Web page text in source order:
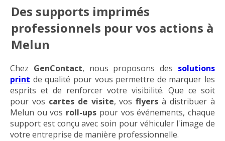
Des supports imprimés
professionnels pour vos actions à
Melun
Chez GenContact, nous proposons des solutions
print de qualité pour vous permettre de marquer les
esprits et de renforcer votre visibilité. Que ce soit
pour vos cartes de visite, vosflyers à distribuer à
Melun ou vos roll-ups pour vos événements, chaque
support est conçu avec soin pour véhiculer l'image de
votre entreprise de manière professionnelle.